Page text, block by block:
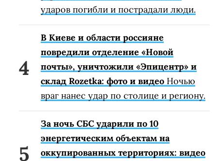
ударов погибли и пострадали люди.
В Киеве и области россияне
повредили отделение «Новой
почты», уничтожили «Эпицентр» и
склад Rozetka: фото и видео Ночью
враг нанес удар по столице и региону.
За ночь СБС ударили по 10
энергетическим объектам на
оккупированных территориях: видео